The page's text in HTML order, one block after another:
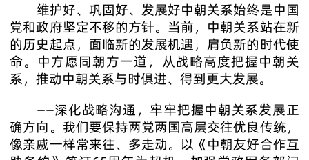
维护好、巩固好、发展好中朝关系始终是中国
党和政府坚定不移的方针。当前，中朝关系站在新
的历史起点，面临新的发展机遇，肩负新的时代使
命。中方愿同朝方一道，从战略高度把握中朝关
系，推动中朝关系与时俱进、得到更大发展。
——深化战略沟通，牢牢把握中朝关系发展正
确方向。我们要保持两党两国高层交往优良传统，
像亲戚一样常来往、多走动。以《中朝友好合作互